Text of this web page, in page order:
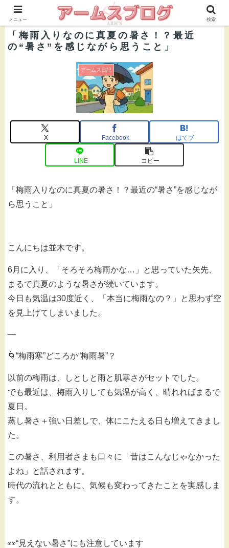
株式会社ＡＲＭ’Ｓ 公式ブログ
「梅雨入りなのに真夏の暑さ！？最近
の“暑さ”を感じながら思うこと」
アームス日記
X Facebook はてブ
LINE コピー
「梅雨入りなのに真夏の暑さ！？最近の“暑さ”を感じなが
ら思うこと」
こんにちは並木です。
6月に入り、「そろそろ梅雨かな…」と思っていた矢先、
まるで真夏のような暑さが続いています。
今日も気温は30度近く、「本当に梅雨なの？」と思わず空
を見上げてしまいました。
—
🌀“梅雨寒”どころか“梅雨暑”？
以前の梅雨は、しとしと雨と肌寒さがセットでした。
でも最近は、梅雨入りしても気温が高く、晴れればまるで
夏日。
蒸し暑さ＋強い日差しで、体にこたえる日も増えてきまし
た。
この暑さ、利用者さまも口々に「昔はこんなじゃなかった
よね」と話されます。
時代の流れとともに、気候も変わってきたことを実感しま
す。
👀“見えない暑さ”にも注意しています
メニュー 検索